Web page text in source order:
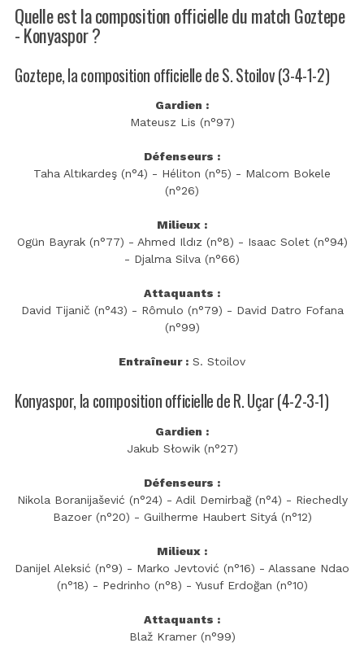
Quelle est la composition officielle du match Goztepe
- Konyaspor ?
Goztepe, la composition officielle de S. Stoilov (3-4-1-2)
Gardien :
Mateusz Lis (n°97)
Défenseurs :
Taha Altıkardeş (n°4) - Héliton (n°5) - Malcom Bokele
(n°26)
Milieux :
Ogün Bayrak (n°77) - Ahmed Ildız (n°8) - Isaac Solet (n°94)
- Djalma Silva (n°66)
Attaquants :
David Tijanič (n°43) - Rômulo (n°79) - David Datro Fofana
(n°99)
Entraîneur : S. Stoilov
Konyaspor, la composition officielle de R. Uçar (4-2-3-1)
Gardien :
Jakub Słowik (n°27)
Défenseurs :
Nikola Boranijašević (n°24) - Adil Demirbağ (n°4) - Riechedly
Bazoer (n°20) - Guilherme Haubert Sityá (n°12)
Milieux :
Danijel Aleksić (n°9) - Marko Jevtović (n°16) - Alassane Ndao
(n°18) - Pedrinho (n°8) - Yusuf Erdoğan (n°10)
Attaquants :
Blaž Kramer (n°99)